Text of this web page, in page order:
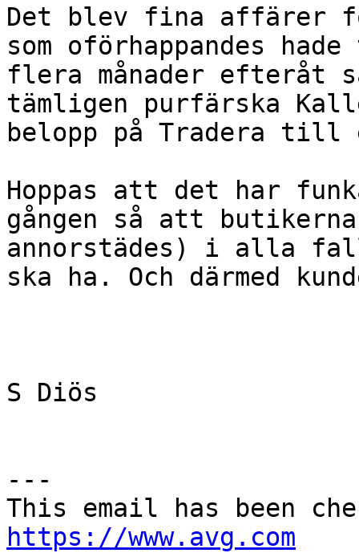
Det blev fina affärer
som oförhappandes
flera månader efteråt
tämligen purfärska
belopp på Tradera till
Hoppas att det har
gången så att
annorstädes) i alla
ska ha. Och därmed
S Diös
---
https://www.avg.com